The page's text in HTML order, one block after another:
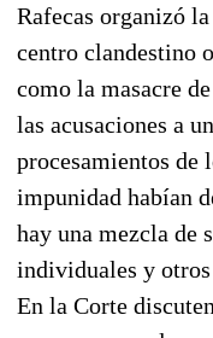
Rafecas organizó
centro clandestino
como la masacre
las acusaciones a
procesamientos de
impunidad habían
hay una mezcla de
individuales y
En la Corte